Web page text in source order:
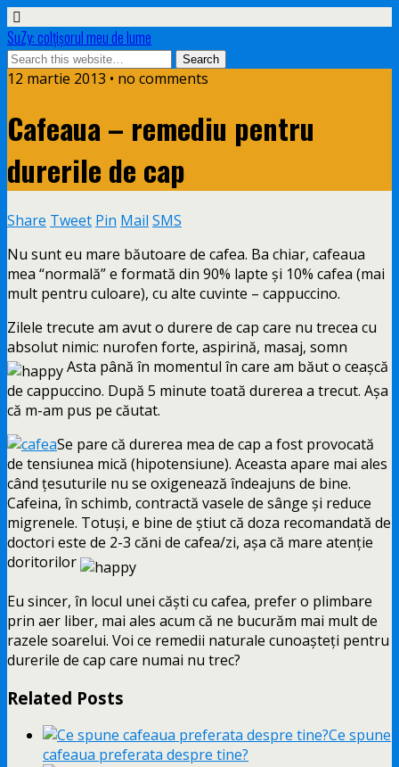
SuZy: colţişorul meu de lume
12 martie 2013 • no comments
Cafeaua – remediu pentru
durerile de cap
Share Tweet Pin Mail SMS
Nu sunt eu mare băutoare de cafea. Ba chiar, cafeaua
mea “normală” e formată din 90% lapte şi 10% cafea (mai
mult pentru culoare), cu alte cuvinte – cappuccino.
Zilele trecute am avut o durere de cap care nu trecea cu
absolut nimic: nurofen forte, aspirină, masaj, somn
Asta până în momentul în care am băut o ceaşcă
de cappuccino. După 5 minute toată durerea a trecut. Aşa
că m-am pus pe căutat.
Se pare că durerea mea de cap a fost provocată
de tensiunea mică (hipotensiune). Aceasta apare mai ales
când ţesuturile nu se oxigenează îndeajuns de bine.
Cafeina, în schimb, contractă vasele de sânge şi reduce
migrenele. Totuşi, e bine de ştiut că doza recomandată de
doctori este de 2-3 căni de cafea/zi, aşa că mare atenţie
doritorilor
Eu sincer, în locul unei căşti cu cafea, prefer o plimbare
prin aer liber, mai ales acum că ne bucurăm mai mult de
razele soarelui. Voi ce remedii naturale cunoaşteţi pentru
durerile de cap care numai nu trec?
Related Posts
Ce spune
cafeaua preferata despre tine?